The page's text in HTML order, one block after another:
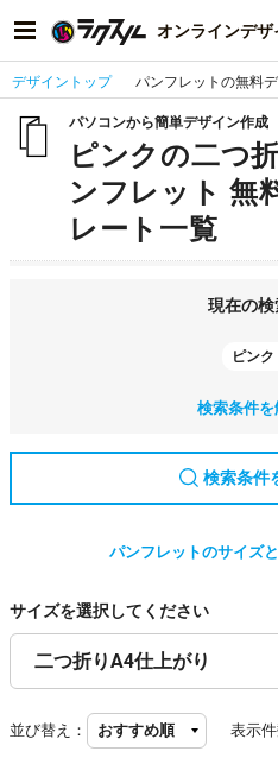
オンラインデザ
デザイントップ パンフレットの無料
パソコンから簡単デザイン作成
ピンクの二つ
ンフレット 無
レート一覧
現在の
ピンク
検索条件を
検索条件
パンフレットのサイズ
サイズを選択してください
並び替え： 表示件